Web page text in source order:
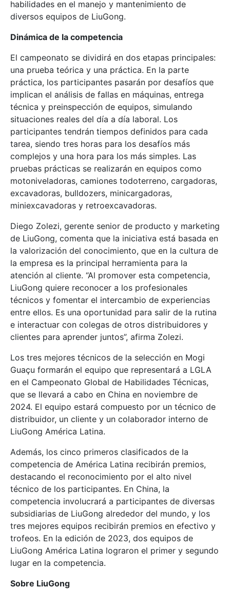
habilidades en el manejo y mantenimiento de
diversos equipos de LiuGong.
Dinámica de la competencia
El campeonato se dividirá en dos etapas principales:
una prueba teórica y una práctica. En la parte
práctica, los participantes pasarán por desafíos que
implican el análisis de fallas en máquinas, entrega
técnica y preinspección de equipos, simulando
situaciones reales del día a día laboral. Los
participantes tendrán tiempos definidos para cada
tarea, siendo tres horas para los desafíos más
complejos y una hora para los más simples. Las
pruebas prácticas se realizarán en equipos como
motoniveladoras, camiones todoterreno, cargadoras,
excavadoras, bulldozers, minicargadoras,
miniexcavadoras y retroexcavadoras.
Diego Zolezi, gerente senior de producto y marketing
de LiuGong, comenta que la iniciativa está basada en
la valorización del conocimiento, que en la cultura de
la empresa es la principal herramienta para la
atención al cliente. “Al promover esta competencia,
LiuGong quiere reconocer a los profesionales
técnicos y fomentar el intercambio de experiencias
entre ellos. Es una oportunidad para salir de la rutina
e interactuar con colegas de otros distribuidores y
clientes para aprender juntos”, afirma Zolezi.
Los tres mejores técnicos de la selección en Mogi
Guaçu formarán el equipo que representará a LGLA
en el Campeonato Global de Habilidades Técnicas,
que se llevará a cabo en China en noviembre de
2024. El equipo estará compuesto por un técnico de
distribuidor, un cliente y un colaborador interno de
LiuGong América Latina.
Además, los cinco primeros clasificados de la
competencia de América Latina recibirán premios,
destacando el reconocimiento por el alto nivel
técnico de los participantes. En China, la
competencia involucrará a participantes de diversas
subsidiarias de LiuGong alrededor del mundo, y los
tres mejores equipos recibirán premios en efectivo y
trofeos. En la edición de 2023, dos equipos de
LiuGong América Latina lograron el primer y segundo
lugar en la competencia.
Sobre LiuGong